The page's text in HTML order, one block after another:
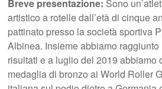
Breve presentazione: Sono
artistico a rotelle dall’età di cinque
pattinato presso la società sportiva
Albinea. Insieme abbiamo
risultati e a luglio del 2019 abbiamo
medaglia di bronzo ai World Roller